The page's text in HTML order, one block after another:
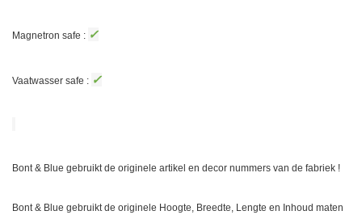
Magnetron safe : ✓
Vaatwasser safe : ✓
Bont & Blue gebruikt de originele artikel en decor nummers van de fabriek !
Bont & Blue gebruikt de originele Hoogte, Breedte, Lengte en Inhoud maten